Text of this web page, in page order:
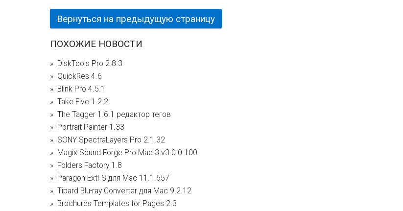
Вернуться на предыдущую страницу
ПОХОЖИЕ НОВОСТИ
DiskTools Pro 2.8.3
QuickRes 4.6
Blink Pro 4.5.1
Take Five 1.2.2
The Tagger 1.6.1 редактор тегов
Portrait Painter 1.33
SONY SpectraLayers Pro 2.1.32
Magix Sound Forge Pro Mac 3 v3.0.0.100
Folders Factory 1.8
Paragon ExtFS для Mac 11.1.657
Tipard Blu-ray Converter для Mac 9.2.12
Brochures Templates for Pages 2.3